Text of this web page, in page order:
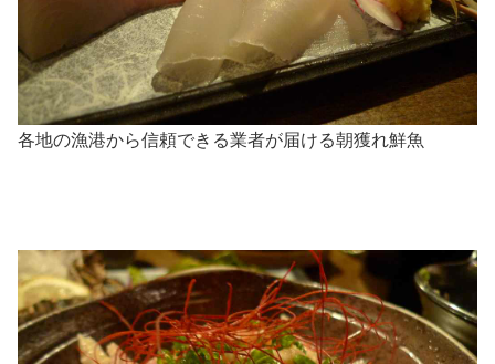
各地の漁港から信頼できる業者が届ける朝獲れ鮮魚